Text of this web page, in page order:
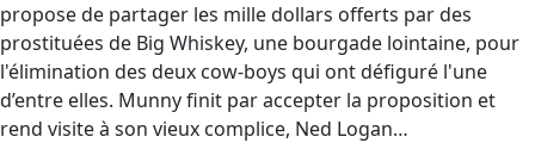
propose de partager les mille dollars offerts par des
prostituées de Big Whiskey, une bourgade lointaine, pour
l'élimination des deux cow‐boys qui ont défiguré l'une
d’entre elles. Munny finit par accepter la proposition et
rend visite à son vieux complice, Ned Logan…